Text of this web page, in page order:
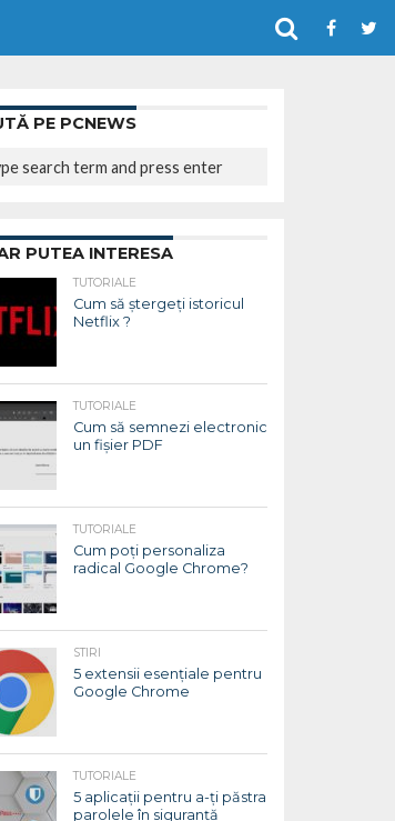
PE PCNEWS
PUTEA INTERESA
TUTORIALE
Cum să ștergeți istoricul
Netflix ?
TUTORIALE
Cum să semnezi electronic
un fișier PDF
TUTORIALE
Cum poți personaliza
radical Google Chrome?
STIRI
5 extensii esențiale pentru
Google Chrome
TUTORIALE
5 aplicații pentru a-ți păstra
parolele în siguranță